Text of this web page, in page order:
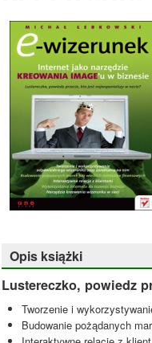
Opis książki
Lustereczko, powiedz
Tworzenie i
Budowanie pożądanych